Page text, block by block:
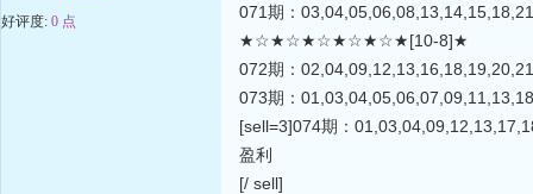
好评度: 0 点
071期：
★☆★☆★☆★☆★☆★[10-8]★
072期：
073期：
[sell=3]074期：
盈利
[/ sell]